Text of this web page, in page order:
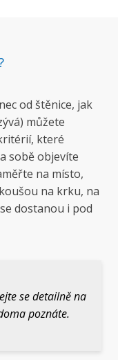
od štěnice, jak
můžete
které
sobě objevíte
na místo,
na krku, na
dostanou i pod
se detailně na
poznáte.